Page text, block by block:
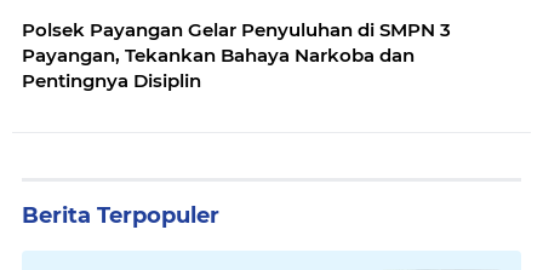
Polsek Payangan Gelar Penyuluhan di SMPN 3
Payangan, Tekankan Bahaya Narkoba dan
Pentingnya Disiplin
Berita Terpopuler